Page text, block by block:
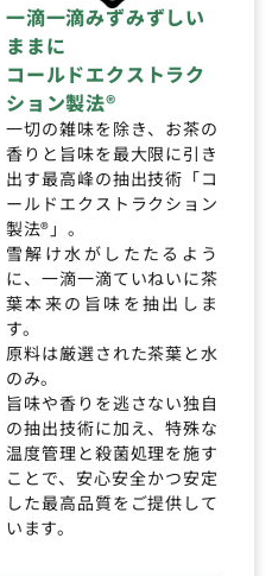
一滴一滴みずみずしい
ままに
コールドエクストラク
ション製法®
一切の雑味を除き、お茶の
香りと旨味を最大限に引き
出す最高峰の抽出技術「コ
ールドエクストラクション
製法®」。
雪解け水がしたたるよう
に、一滴一滴ていねいに茶
葉本来の旨味を抽出しま
す。
原料は厳選された茶葉と水
のみ。
旨味や香りを逃さない独自
の抽出技術に加え、特殊な
温度管理と殺菌処理を施す
ことで、安心安全かつ安定
した最高品質をご提供して
います。